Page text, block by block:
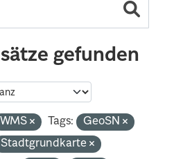
gefunden
WMS Tags:
GeoSN
Stadtgrundkarte